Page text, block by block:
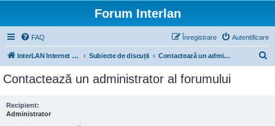
Forum Interlan
FAQ Autentificare
Înregistrare
InterLAN Internet Exchange Subiecte de discuții Contactează un administrator al forumului
Contactează un administrator al forumului
Recipient:
Administrator